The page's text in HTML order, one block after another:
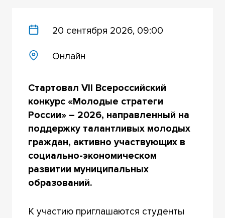
20 сентября 2026, 09:00
Онлайн
Стартовал VII Всероссийский
конкурс «Молодые стратеги
России» – 2026, направленный на
поддержку талантливых молодых
граждан, активно участвующих в
социально-экономическом
развитии муниципальных
образований.
К участию приглашаются студенты